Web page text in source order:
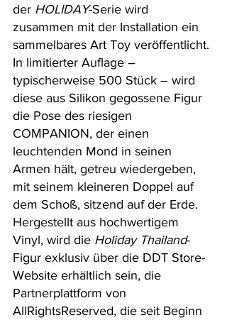
der HOLIDAY-Serie wird
zusammen mit der Installation ein
sammelbares Art Toy veröffentlicht.
In limitierter Auflage –
typischerweise 500 Stück – wird
diese aus Silikon gegossene Figur
die Pose des riesigen
COMPANION, der einen
leuchtenden Mond in seinen
Armen hält, getreu wiedergeben,
mit seinem kleineren Doppel auf
dem Schoß, sitzend auf der Erde.
Hergestellt aus hochwertigem
Vinyl, wird die Holiday Thailand-
Figur exklusiv über die DDT Store-
Website erhältlich sein, die
Partnerplattform von
AllRightsReserved, die seit Beginn